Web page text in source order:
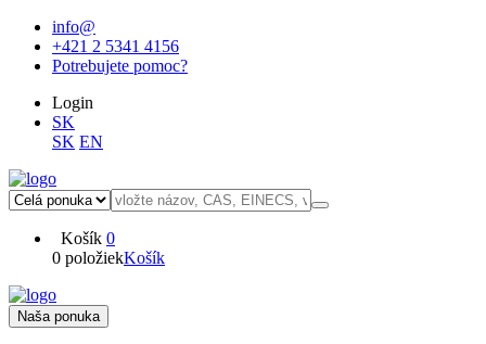
info@
+421 2 5341 4156
Potrebujete pomoc?
Login
SK
SK EN
Košík 0
0 položiekKošík
Naša ponuka